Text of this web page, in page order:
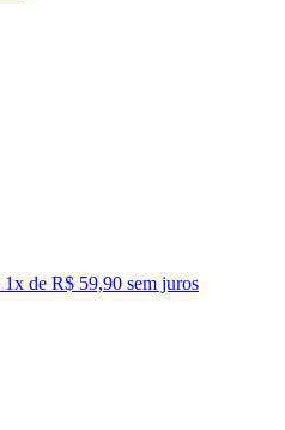
1x de R$ 59,90 sem juros